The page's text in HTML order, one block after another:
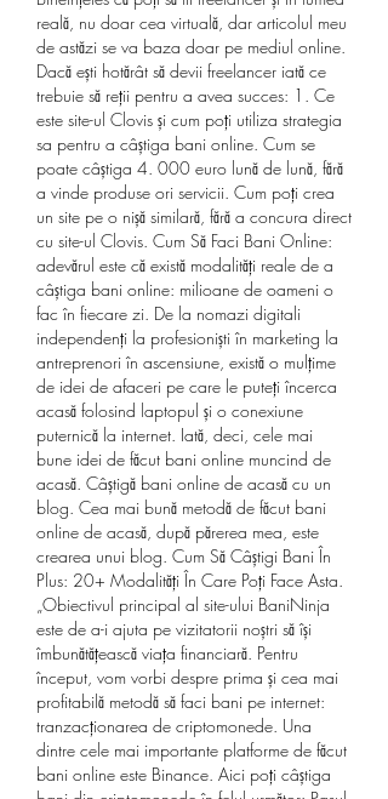
reală, nu doar cea virtuală, dar articolul meu
de astăzi se va baza doar pe mediul online.
Dacă ești hotărât să devii freelancer iată ce
trebuie să reții pentru a avea succes: 1. Ce
este site-ul Clovis și cum poți utiliza strategia
sa pentru a câștiga bani online. Cum se
poate câștiga 4. 000 euro lună de lună, fără
a vinde produse ori servicii. Cum poți crea
un site pe o nișă similară, fără a concura direct
cu site-ul Clovis. Cum Să Faci Bani Online:
adevărul este că există modalități reale de a
câștiga bani online: milioane de oameni o
fac în fiecare zi. De la nomazi digitali
independenți la profesioniști în marketing la
antreprenori în ascensiune, există o mulțime
de idei de afaceri pe care le puteți încerca
acasă folosind laptopul și o conexiune
puternică la internet. Iată, deci, cele mai
bune idei de făcut bani online muncind de
acasă. Câștigă bani online de acasă cu un
blog. Cea mai bună metodă de făcut bani
online de acasă, după părerea mea, este
crearea unui blog. Cum Să Câștigi Bani În
Plus: 20+ Modalități În Care Poți Face Asta.
„Obiectivul principal al site-ului BaniNinja
este de a-i ajuta pe vizitatorii noștri să își
îmbunătățească viața financiară. Pentru
început, vom vorbi despre prima și cea mai
profitabilă metodă să faci bani pe internet:
tranzacționarea de criptomonede. Una
dintre cele mai importante platforme de făcut
bani online este Binance. Aici poți câștiga